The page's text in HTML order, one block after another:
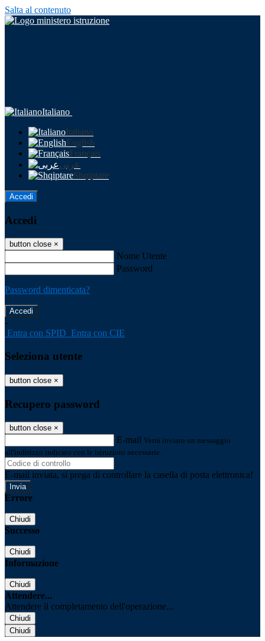
Salta al contenuto
Italiano
Italiano
English
Français
عربى
Shqiptare
Accedi
Accedi
button close ×
Nome Utente
Password
Password dimenticata?
-
Entra con SPID Entra con CIE
Seleziona utente
button close ×
Recupero password
button close ×
E-mail Verrà inviato un messaggio
all'indirizzo indicato con le istruzioni necessarie.
E-mail inviata, si prega di controllare la casella di posta elettronica!
Errore
Chiudi
Successo
Chiudi
Informazione
Chiudi
Attendere...
Attendere il completamento dell'operazione...
Chiudi
Chiudi